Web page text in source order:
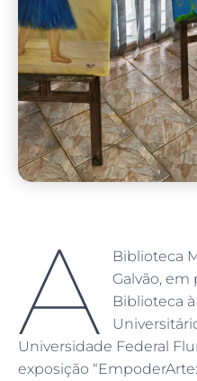
A
Biblioteca
Galvão,
Biblioteca
Universidade Federal
exposição